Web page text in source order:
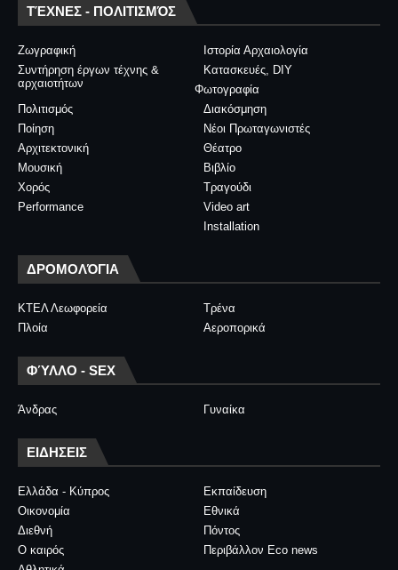
ΤΈΧΝΕΣ - ΠΟΛΙΤΙΣΜΌΣ
Ζωγραφική
Ιστορία Αρχαιολογία
Συντήρηση έργων τέχνης &
αρχαιοτήτων
Κατασκευές, DIY
Φωτογραφία
Διακόσμηση
Πολιτισμός
Νέοι Πρωταγωνιστές
Ποίηση
Θέατρο
Αρχιτεκτονική
Βιβλίο
Μουσική
Τραγούδι
Χορός
Video art
Performance
Installation
ΔΡΟΜΟΛΌΓΙΑ
ΚΤΕΛ Λεωφορεία
Τρένα
Πλοία
Αεροπορικά
ΦΎΛΛΟ - SEX
Άνδρας Γυναίκα
ΕΙΔΗΣΕΙΣ
Ελλάδα - Κύπρος
Εκπαίδευση
Οικονομία
Εθνικά
Διεθνή
Πόντος
Ο καιρός
Περιβάλλον Eco news